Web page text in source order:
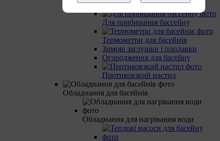
Душ для дачі та басейну
Для прибирання бассейну
Термометри для басейнів
Зимові заглушки і поплавки
Огородження для басейну
Протиковзкий настил
Обладнання для басейнів
Обладнання для нагрівання води